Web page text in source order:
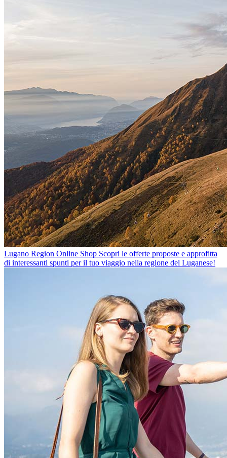
Lugano Region Online Shop Scopri le offerte proposte e approfitta
di interessanti spunti per il tuo viaggio nella regione del Luganese!